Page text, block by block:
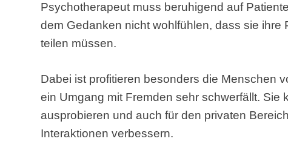
Psychotherapeut muss beruhigend auf
dem Gedanken nicht wohlfühlen, dass sie ihre
teilen müssen.
Dabei ist profitieren besonders die Menschen
ein Umgang mit Fremden sehr schwerfällt. Sie
ausprobieren und auch für den privaten
Interaktionen verbessern.